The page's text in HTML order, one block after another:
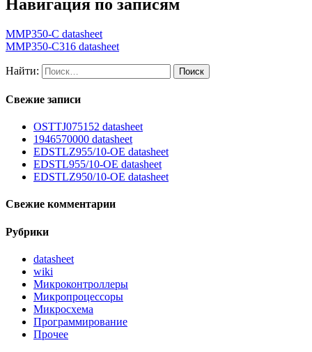
Навигация по записям
MMP350-C datasheet
MMP350-C316 datasheet
Найти:
Свежие записи
OSTTJ075152 datasheet
1946570000 datasheet
EDSTLZ955/10-OE datasheet
EDSTL955/10-OE datasheet
EDSTLZ950/10-OE datasheet
Свежие комментарии
Рубрики
datasheet
wiki
Микроконтроллеры
Микропроцессоры
Микросхема
Программирование
Прочее